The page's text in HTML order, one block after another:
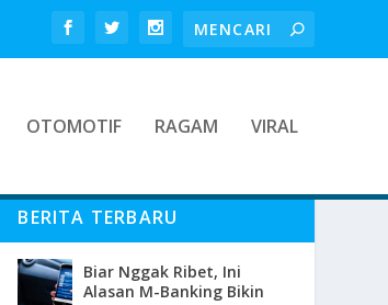
OTOMOTIF RAGAM VIRAL
BERITA TERBARU
Biar Nggak Ribet, Ini
Alasan M-Banking Bikin